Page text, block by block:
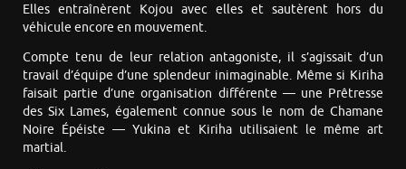
Elles entraînèrent Kojou avec elles et sautèrent hors du
véhicule encore en mouvement.
Compte tenu de leur relation antagoniste, il s’agissait d’un
travail d’équipe d’une splendeur inimaginable. Même si Kiriha
faisait partie d’une organisation différente — une Prêtresse
des Six Lames, également connue sous le nom de Chamane
Noire Épéiste — Yukina et Kiriha utilisaient le même art
martial.